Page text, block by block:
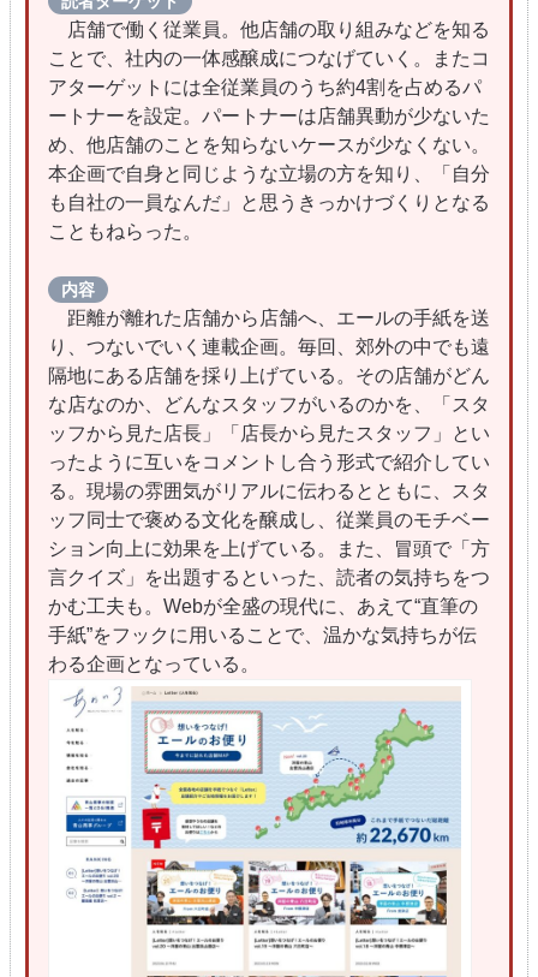
店舗で働く従業員。他店舗の取り組みなどを知る
ことで、社内の一体感醸成につなげていく。またコ
アターゲットには全従業員のうち約4割を占めるパ
ートナーを設定。パートナーは店舗異動が少ないた
め、他店舗のことを知らないケースが少なくない。
本企画で自身と同じような立場の方を知り、「自分
も自社の一員なんだ」と思うきっかけづくりとなる
こともねらった。
内容
距離が離れた店舗から店舗へ、エールの手紙を送
り、つないでいく連載企画。毎回、郊外の中でも遠
隔地にある店舗を採り上げている。その店舗がどん
な店なのか、どんなスタッフがいるのかを、「スタ
ッフから見た店長」「店長から見たスタッフ」とい
ったように互いをコメントし合う形式で紹介してい
る。現場の雰囲気がリアルに伝わるとともに、スタ
ッフ同士で褒める文化を醸成し、従業員のモチベー
ション向上に効果を上げている。また、冒頭で「方
言クイズ」を出題するといった、読者の気持ちをつ
かむ工夫も。Webが全盛の現代に、あえて“直筆の
手紙”をフックに用いることで、温かな気持ちが伝
わる企画となっている。